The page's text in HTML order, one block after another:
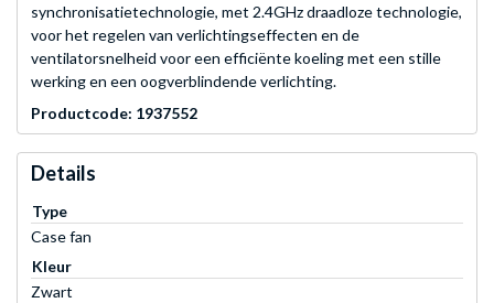
synchronisatietechnologie, met 2.4GHz draadloze technologie,
voor het regelen van verlichtingseffecten en de
ventilatorsnelheid voor een efficiënte koeling met een stille
werking en een oogverblindende verlichting.
Productcode: 1937552
Details
Type
Case fan
Kleur
Zwart